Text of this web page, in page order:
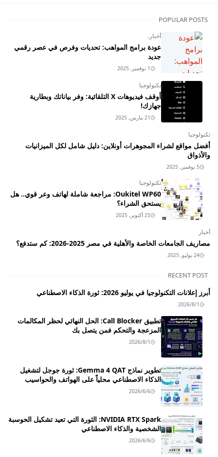
POPULAR POSTS
أخبار.
عودة برامج المواهب: تحديات وفرص في عصر رقمي
جديد
1 نوفمبر, 2025
تكنولوجيا
أوقف فيديوهات X التلقائية: وفر بياناتك وبطارية
جهازك!
21 مارس, 2025
تكنولوجيا
أفضل مواقع لشراء المجوهرات أونلاين: دليل شامل لكل الميزانيات
والأذواق
5 نوفمبر, 2025
تكنولوجيا
Oukitel WP60: مراجعة شاملة لهاتف وعر قوي.. هل
يستحق الشراء؟
25 أكتوبر, 2025
أخبار
مصاريف الجامعات الخاصة والأهلية في مصر 2025-2026: كم ستدفع؟
24 يوليو, 2025
RECENT POST
أبرز إعلانات التكنولوجيا في يوليو 2026: ثورة الذكاء الاصطناعي
2026/8/1
تطبيق Call Blocker: الحل النهائي لحظر المكالمات
المزعجة والتحكم فمن يتصل بك
2026/8/1
تطوير نماذج Gemma 4 QAT: ثورة جوجل لتشغيل
الذكاء الاصطناعي محلياً على الهواتف والحواسيب
2026/6/6
NVIDIA RTX Spark: الثورة التي تعيد تشكيل الحوسبة
الشخصية والذكاء الاصطناعي
2026/6/6